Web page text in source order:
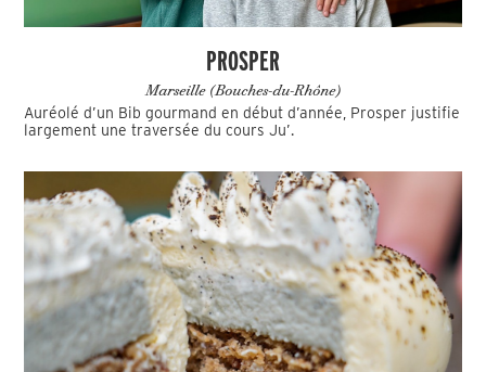
PROSPER
Marseille (Bouches-du-Rhône)
Auréolé d’un Bib gourmand en début d’année, Prosper justifie
largement une traversée du cours Ju’.